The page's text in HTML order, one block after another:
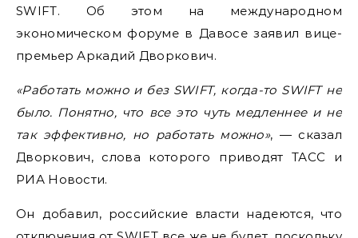
SWIFT. Об этом на международном
экономическом форуме в Давосе заявил вице-
премьер Аркадий Дворкович.
«Работать можно и без SWIFT, когда-то SWIFT не
было. Понятно, что все это чуть медленнее и не
так эффективно, но работать можно», — сказал
Дворкович, слова которого приводят ТАСС и
РИА Новости.
Он добавил, российские власти надеются, что